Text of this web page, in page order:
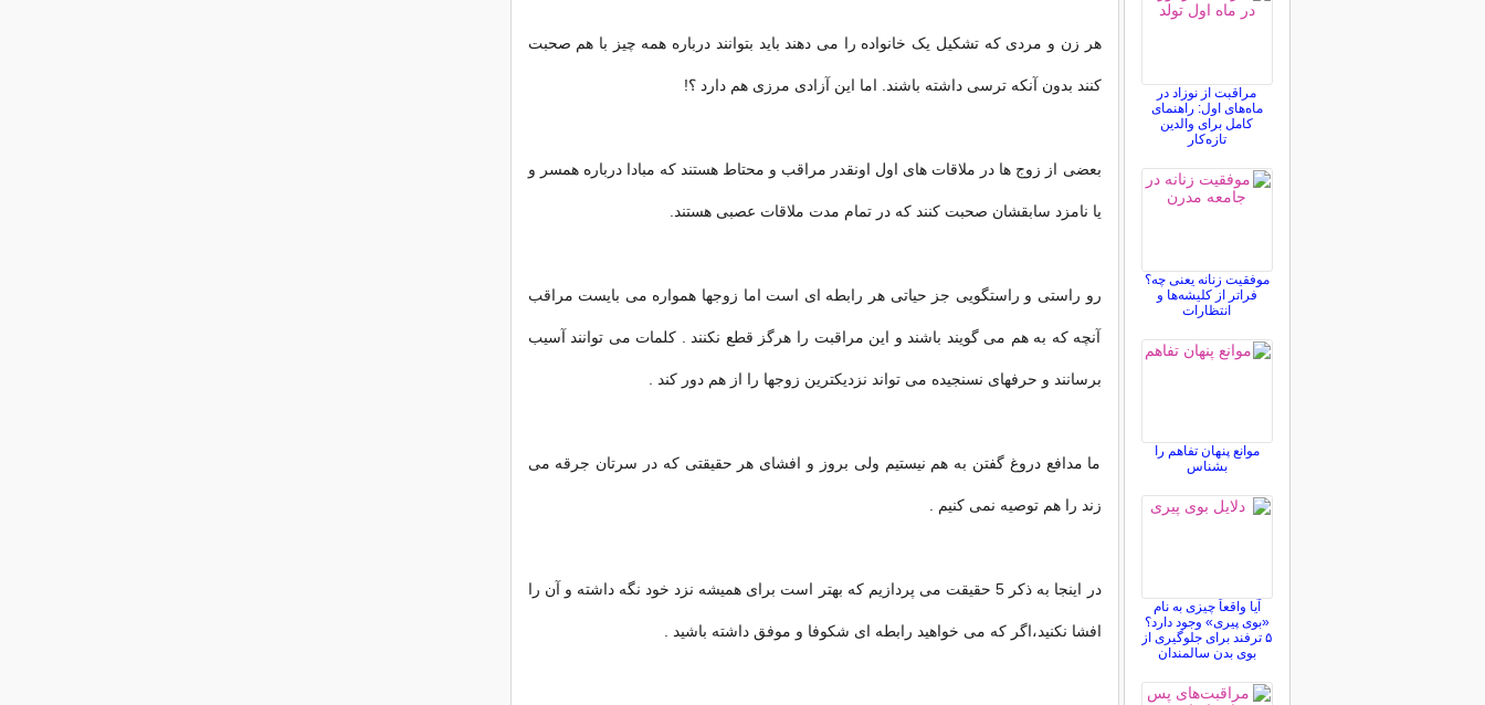
هر زن و مردی که تشکیل یک خانواده را می دهند باید بتوانند درباره همه چیز با هم صحبت
کنند بدون آنکه ترسی داشته باشند. اما این آزادی مرزی هم دارد ؟!
بعضی از زوج ها در ملاقات های اول اونقدر مراقب و محتاط هستند که مبادا درباره همسر و
یا نامزد سابقشان صحبت کنند که در تمام مدت ملاقات عصبی هستند.
رو راستی و راستگویی جز حیاتی هر رابطه ای است اما زوجها همواره می بایست مراقب
آنچه كه به هم می گویند باشند و این مراقبت را هرگز قطع نكنند . كلمات می توانند آسیب
برسانند و حرفهای نسنجیده می تواند نزدیكترین زوجها را از هم دور كند .
ما مدافع دروغ گفتن به هم نیستیم ولی بروز و افشای هر حقیقتی كه در سرتان جرقه می
زند را هم توصیه نمی كنیم .
در اینجا به ذكر 5 حقیقت می پردازیم كه بهتر است برای همیشه نزد خود نگه داشته و آن را
افشا نكنید،اگر كه می خواهید رابطه ای شكوفا و موفق داشته باشید .
مراقبت از نوزاد در
ماه‌های اول: راهنمای
کامل برای والدین
تازه‌کار
موفقیت زنانه یعنی چه؟
فراتر از کلیشه‌ها و
انتظارات
موانع پنهان تفاهم را
بشناس
آیا واقعاً چیزی به نام
«بوی پیری» وجود دارد؟
۵ ترفند برای جلوگیری از
بوی بدن سالمندان